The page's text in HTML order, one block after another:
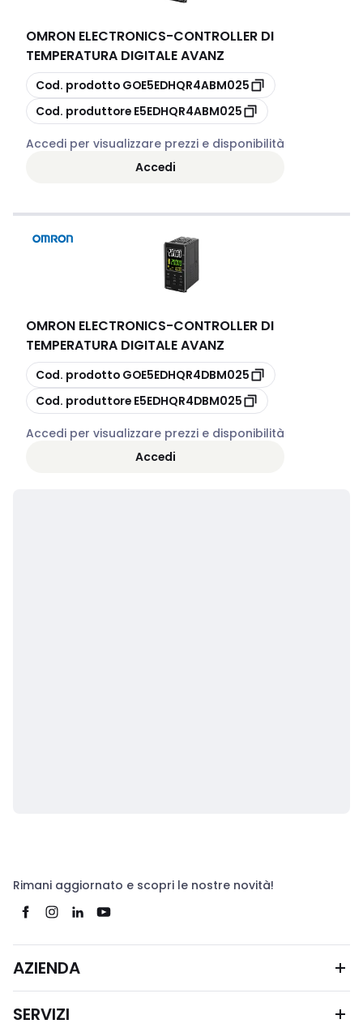
OMRON ELECTRONICS-CONTROLLER DI
TEMPERATURA DIGITALE AVANZ
copia
Cod. prodotto GOE5EDHQR4ABM025
copia
Cod. produttore E5EDHQR4ABM025
Accedi per visualizzare prezzi e disponibilità
Accedi
OMRON ELECTRONICS-CONTROLLER DI
TEMPERATURA DIGITALE AVANZ
copia
Cod. prodotto GOE5EDHQR4DBM025
copia
Cod. produttore E5EDHQR4DBM025
Accedi per visualizzare prezzi e disponibilità
Accedi
Rimani aggiornato e scopri le nostre novità!
AZIENDA
SERVIZI